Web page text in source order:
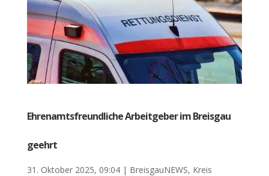
Ehrenamtsfreundliche Arbeitgeber im Breisgau
geehrt
31. Oktober 2025, 09:04| BreisgauNEWS, Kreis